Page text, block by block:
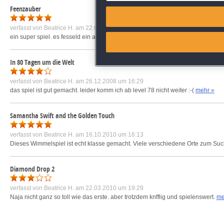
Feenzauber
verfasst von Beatrice H. am 22.02.2009 um 15:21
ein super spiel. es fesseld ein auf jeden fall. man muss schnell sein und
In 80 Tagen um die Welt
verfasst von Beatrice H. am 26.12.2008 um 16:29
das spiel ist gut gemacht. leider komm ich ab level 78 nicht weiter :-( mehr »
Samantha Swift and the Golden Touch
verfasst von Beatrice H. am 16.10.2010 um 16:13
Dieses Wimmelspiel ist echt klasse gemacht. Viele verschiedene Orte zum
Diamond Drop 2
verfasst von Beatrice H. am 22.03.2010 um 19:29
Naja nicht ganz so toll wie das erste. aber trotzdem knfflig und spielenswert.
Save and communicate